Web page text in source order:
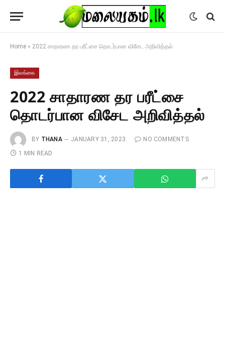
Home » 2022 சாதாரண தர பரீட்சை தொடர்பான விசேட அறிவித்தல்
இலங்கை
2022 சாதாரண தர பரீட்சை
தொடர்பான விசேட அறிவித்தல்
BY THANA JANUARY 31, 2023
NO COMMENTS
1 MIN READ